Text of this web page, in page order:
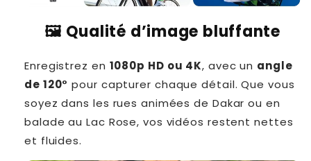
🖼️ Qualité d’image bluffante
Enregistrez en 1080p HD ou 4K, avec un angle
de 120° pour capturer chaque détail. Que vous
soyez dans les rues animées de Dakar ou en
balade au Lac Rose, vos vidéos restent nettes
et fluides.